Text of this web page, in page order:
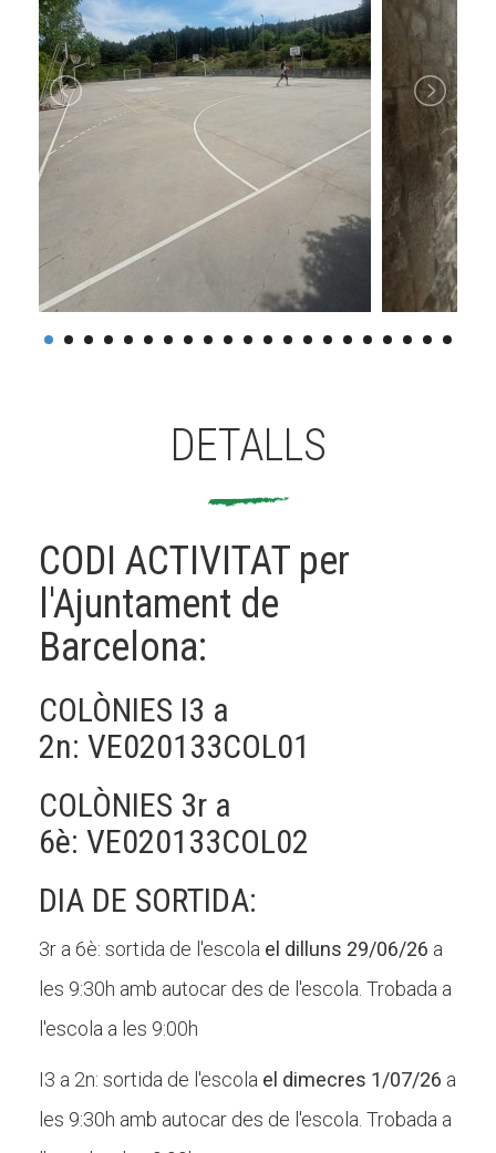
DETALLS
CODI ACTIVITAT per
l'Ajuntament de
Barcelona:
COLÒNIES I3 a
2n: VE020133COL01
COLÒNIES 3r a
6è: VE020133COL02
DIA DE SORTIDA:
3r a 6è: sortida de l'escola el dilluns 29/06/26 a
les 9:30h amb autocar des de l'escola. Trobada a
l'escola a les 9:00h
I3 a 2n: sortida de l'escola el dimecres 1/07/26 a
les 9:30h amb autocar des de l'escola. Trobada a